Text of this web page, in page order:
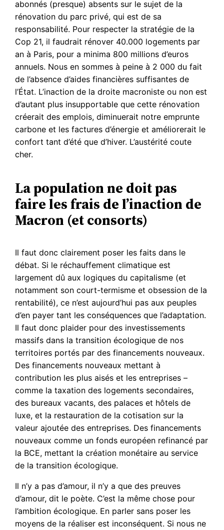
abonnés (presque) absents sur le sujet de la
rénovation du parc privé, qui est de sa
responsabilité. Pour respecter la stratégie de la
Cop 21, il faudrait rénover 40.000 logements par
an à Paris, pour a minima 800 millions d’euros
annuels. Nous en sommes à peine à 2 000 du fait
de l’absence d’aides financières suffisantes de
l’État. L’inaction de la droite macroniste ou non est
d’autant plus insupportable que cette rénovation
créerait des emplois, diminuerait notre emprunte
carbone et les factures d’énergie et améliorerait le
confort tant d’été que d’hiver. L’austérité coute
cher.
La population ne doit pas
faire les frais de l’inaction de
Macron (et consorts)
Il faut donc clairement poser les faits dans le
débat. Si le réchauffement climatique est
largement dû aux logiques du capitalisme (et
notamment son court-termisme et obsession de la
rentabilité), ce n’est aujourd’hui pas aux peuples
d’en payer tant les conséquences que l’adaptation.
Il faut donc plaider pour des investissements
massifs dans la transition écologique de nos
territoires portés par des financements nouveaux.
Des financements nouveaux mettant à
contribution les plus aisés et les entreprises –
comme la taxation des logements secondaires,
des bureaux vacants, des palaces et hôtels de
luxe, et la restauration de la cotisation sur la
valeur ajoutée des entreprises. Des financements
nouveaux comme un fonds européen refinancé par
la BCE, mettant la création monétaire au service
de la transition écologique.
Il n’y a pas d’amour, il n’y a que des preuves
d’amour, dit le poète. C’est la même chose pour
l’ambition écologique. En parler sans poser les
moyens de la réaliser est inconséquent. Si nous ne